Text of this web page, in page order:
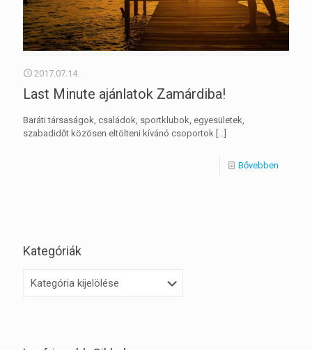
2017.07.14.
Last Minute ajánlatok Zamárdiba!
Baráti társaságok, családok, sportklubok, egyesületek,
szabadidőt közösen eltölteni kívánó csoportok
Bővebben
Kategóriák